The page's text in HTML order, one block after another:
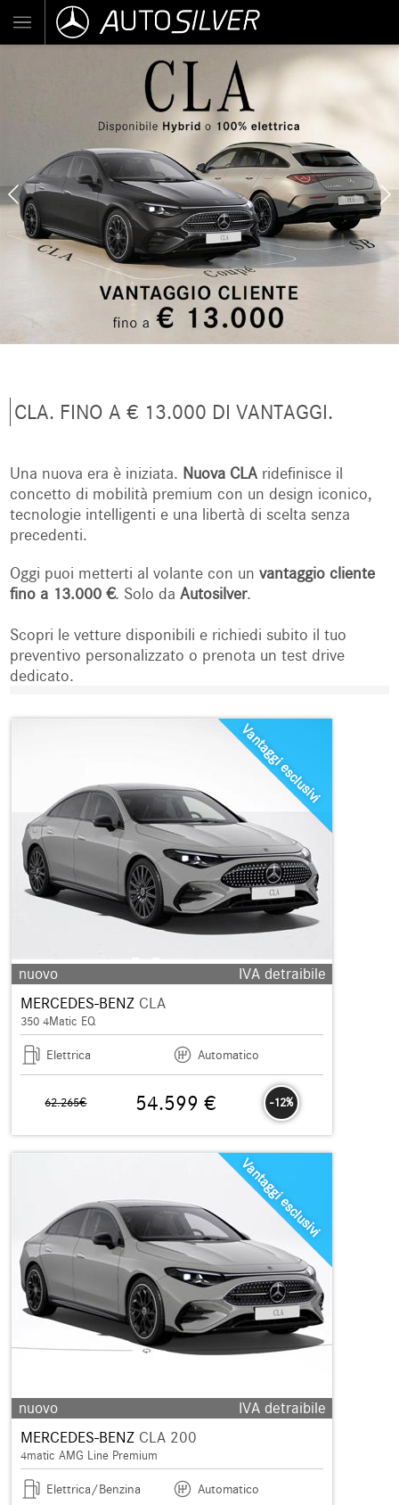
CLA. FINO A € 13.000 DI VANTAGGI.
Una nuova era è iniziata. Nuova CLA ridefinisce il
concetto di mobilità premium con un design iconico,
tecnologie intelligenti e una libertà di scelta senza
precedenti.
Oggi puoi metterti al volante con unvantaggio cliente
fino a 13.000 €. Solo daAutosilver.
Scopri le vetture disponibili e richiedi subito il tuo
preventivo personalizzato o prenota un test drive
dedicato.
nuovo IVA detraibile
Vantaggi esclusivi
MERCEDES-BENZ CLA
350 4Matic EQ
Elettrica Automatico
62.265€ -12%
54.599 €
nuovo IVA detraibile
Vantaggi esclusivi
MERCEDES-BENZ CLA 200
4matic AMG Line Premium
Elettrica/Benzina Automatico